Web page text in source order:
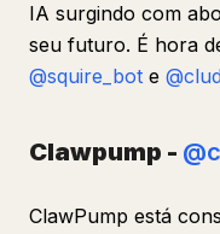
IA surgindo com
seu futuro. É hora
@squire_bot e
Clawpump -
ClawPump está